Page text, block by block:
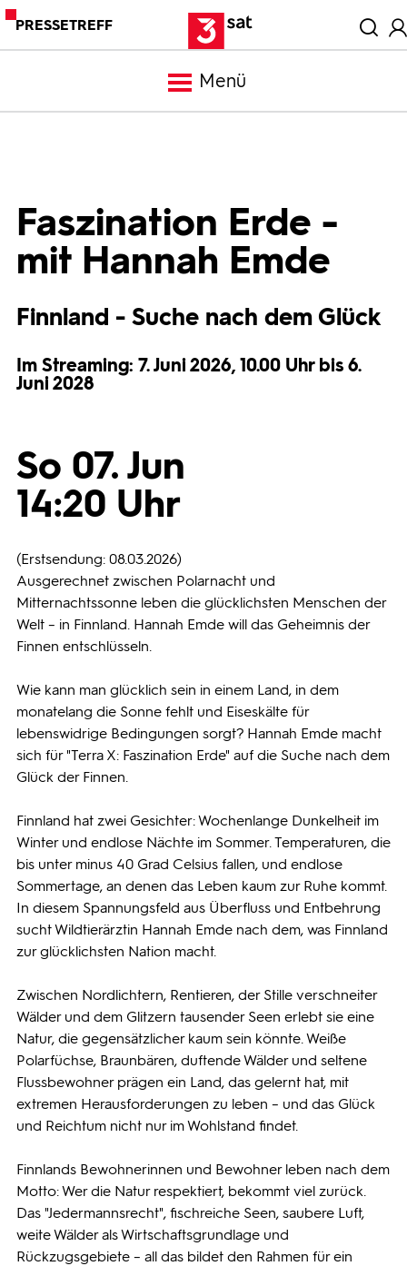
PRESSETREFF
Menü
Mediathek
Trailer
Faszination Erde -
mit Hannah Emde
Finnland - Suche nach dem Glück
Im Streaming: 7. Juni 2026, 10.00 Uhr bis 6.
Juni 2028
So 07. Jun
14:20 Uhr
(Erstsendung: 08.03.2026)
Ausgerechnet zwischen Polarnacht und
Mitternachtssonne leben die glücklichsten Menschen der
Welt – in Finnland. Hannah Emde will das Geheimnis der
Finnen entschlüsseln.
Wie kann man glücklich sein in einem Land, in dem
monatelang die Sonne fehlt und Eiseskälte für
lebenswidrige Bedingungen sorgt? Hannah Emde macht
sich für "Terra X: Faszination Erde" auf die Suche nach dem
Glück der Finnen.
Finnland hat zwei Gesichter: Wochenlange Dunkelheit im
Winter und endlose Nächte im Sommer. Temperaturen, die
bis unter minus 40 Grad Celsius fallen, und endlose
Sommertage, an denen das Leben kaum zur Ruhe kommt.
In diesem Spannungsfeld aus Überfluss und Entbehrung
sucht Wildtierärztin Hannah Emde nach dem, was Finnland
zur glücklichsten Nation macht.
Zwischen Nordlichtern, Rentieren, der Stille verschneiter
Wälder und dem Glitzern tausender Seen erlebt sie eine
Natur, die gegensätzlicher kaum sein könnte. Weiße
Polarfüchse, Braunbären, duftende Wälder und seltene
Flussbewohner prägen ein Land, das gelernt hat, mit
extremen Herausforderungen zu leben – und das Glück
und Reichtum nicht nur im Wohlstand findet.
Finnlands Bewohnerinnen und Bewohner leben nach dem
Motto: Wer die Natur respektiert, bekommt viel zurück.
Das "Jedermannsrecht", fischreiche Seen, saubere Luft,
weite Wälder als Wirtschaftsgrundlage und
Rückzugsgebiete – all das bildet den Rahmen für ein